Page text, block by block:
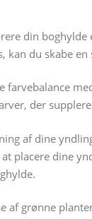
din boghylde
kan du skabe
farvebalance
der
af dine
at placere dine
af grønne